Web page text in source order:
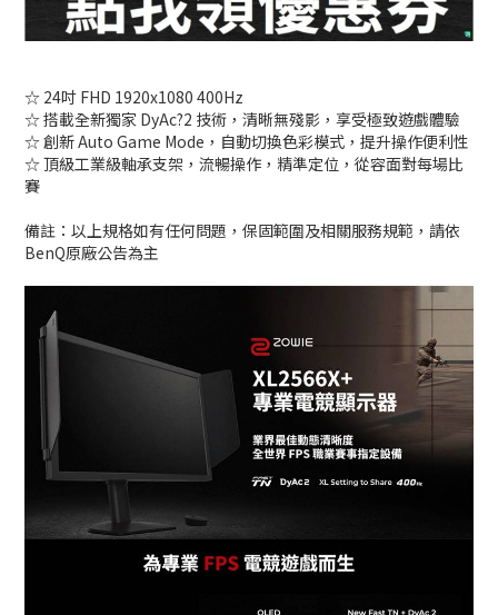
☆ 24吋 FHD 1920x1080 400Hz
☆ 搭載全新獨家 DyAc?2 技術，清晰無殘影，享受極致遊戲體驗
☆ 創新 Auto Game Mode，自動切換色彩模式，提升操作便利性
☆ 頂級工業級軸承支架，流暢操作，精準定位，從容面對每場比
賽
備註：以上規格如有任何問題，保固範圍及相關服務規範，請依
BenQ原廠公告為主